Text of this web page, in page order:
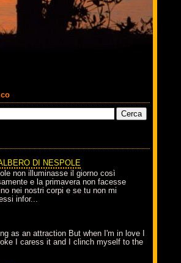
DI NESPOLE
non illuminasse il giorno così
e la primavera non facesse
nei nostri corpi e se tu non mi
infor...
as an attraction But when I'm in love I
I caress it and I clinch myself to the